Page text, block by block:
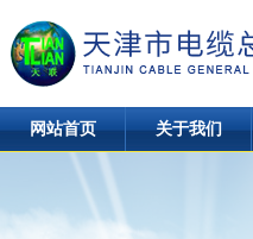
网站首页 关于我们